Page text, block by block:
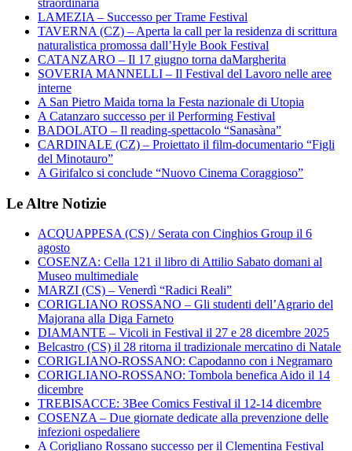
LAMEZIA – Successo per Trame Festival
TAVERNA (CZ) – Aperta la call per la residenza di scrittura
naturalistica promossa dall’Hyle Book Festival
CATANZARO – Il 17 giugno torna daMargherita
SOVERIA MANNELLI – Il Festival del Lavoro nelle aree
interne
A San Pietro Maida torna la Festa nazionale di Utopia
A Catanzaro successo per il Performing Festival
BADOLATO – Il reading-spettacolo “Sanasàna”
CARDINALE (CZ) – Proiettato il film-documentario “Figli
del Minotauro”
A Girifalco si conclude “Nuovo Cinema Coraggioso”
Le Altre Notizie
ACQUAPPESA (CS) / Serata con Cinghios Group il 6
agosto
COSENZA: Cella 121 il libro di Attilio Sabato domani al
Museo multimediale
MARZI (CS) – Venerdì “Radici Reali”
CORIGLIANO ROSSANO – Gli studenti dell’Agrario del
Majorana alla Diga Farneto
DIAMANTE – Vicoli in Festival il 27 e 28 dicembre 2025
Belcastro (CS) il 28 ritorna il tradizionale mercatino di Natale
CORIGLIANO-ROSSANO: Capodanno con i Negramaro
CORIGLIANO-ROSSANO: Tombola benefica Aido il 14
dicembre
TREBISACCE: 3Bee Comics Festival il 12-14 dicembre
COSENZA – Due giornate dedicate alla prevenzione delle
infezioni ospedaliere
A Corigliano Rossano successo per il Clementina Festival